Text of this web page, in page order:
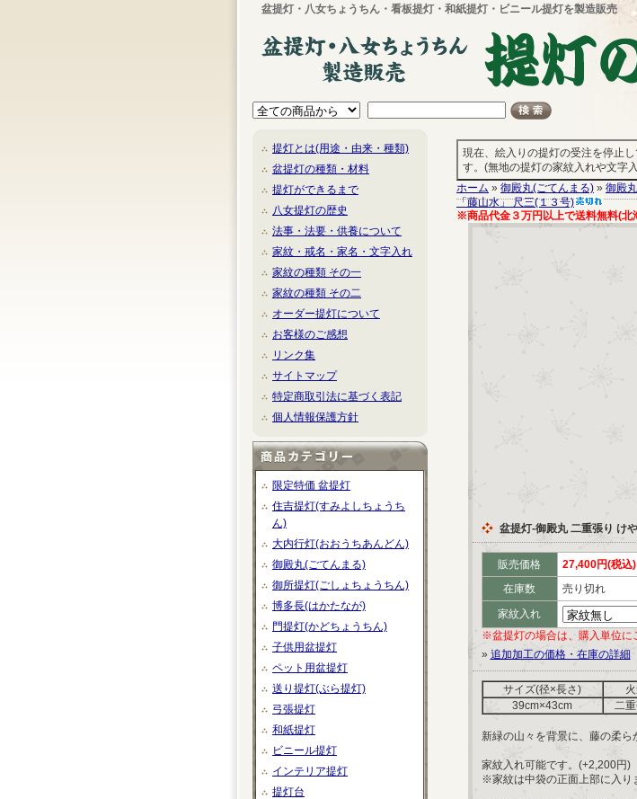
盆提灯・八女ちょうちん・看板提灯・和紙提灯・ビニール提灯を製造販売
提灯とは(用途・由来・種類)
盆提灯の種類・材料
提灯ができるまで
八女提灯の歴史
法事・法要・供養について
家紋・戒名・家名・文字入れ
家紋の種類 その一
家紋の種類 その二
オーダー提灯について
お客様のご感想
リンク集
サイトマップ
特定商取引法に基づく表記
個人情報保護方針
限定特価 盆提灯
住吉提灯(すみよしちょうち
ん)
大内行灯(おおうちあんどん)
御殿丸(ごてんまる)
御所提灯(ごしょちょうちん)
博多長(はかたなが)
門提灯(かどちょうちん)
子供用盆提灯
ペット用盆提灯
送り提灯(ぶら提灯)
弓張提灯
和紙提灯
ビニール提灯
インテリア提灯
提灯台
現在、絵入りの提灯の受注を停止
す。(無地の提灯の家紋入れや文字
ホーム » 御殿丸(ごてんまる) » 御殿
「藤山水」 尺三(１３号)
※商品代金３万円以上で送料無料(北
盆提灯-御殿丸 二重張り け
販売価格
27,400円(税込)
在庫数
売り切れ
家紋入れ
※盆提灯の場合は、購入単位に
» 追加加工の価格・在庫の詳細
サイズ(径×長さ)
39cm×43cm
二重
新緑の山々を背景に、藤の柔ら
家紋入れ可能です。(+2,200円)
※家紋は中袋の正面上部に入り